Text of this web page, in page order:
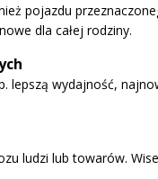
pojazdu
dla całej rodziny.
lepszą wydajność,
ludzi lub towarów.